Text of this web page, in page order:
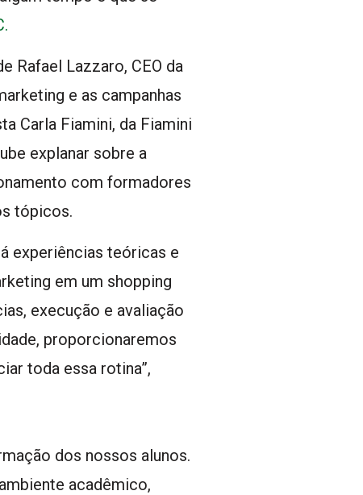
Rafael Lazzaro, CEO da
e as campanhas
Carla Fiamini, da Fiamini
explanar sobre a
com formadores
tópicos.
experiências teóricas e
em um shopping
execução e avaliação
proporcionaremos
toda essa rotina”,
dos nossos alunos.
acadêmico,